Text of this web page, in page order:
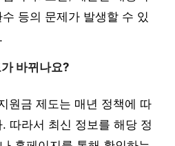
등의 문제가 발생할 수 있
바뀌나요?
원금 제도는 매년 정책에 따
따라서 최신 정보를 해당 정